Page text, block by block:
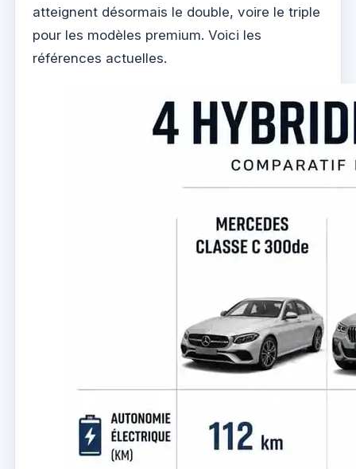
atteignent désormais le double, voire le triple
pour les modèles premium. Voici les
références actuelles.